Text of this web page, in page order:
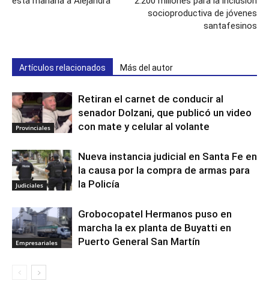
socioproductiva de jóvenes
santafesinos
Artículos relacionados Más del autor
Provinciales
Retiran el carnet de conducir al
senador Dolzani, que publicó un video
con mate y celular al volante
Judiciales
Nueva instancia judicial en Santa Fe en
la causa por la compra de armas para
la Policía
Empresariales
Grobocopatel Hermanos puso en
marcha la ex planta de Buyatti en
Puerto General San Martín